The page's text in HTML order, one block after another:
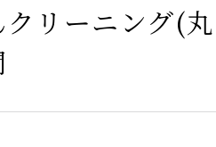
リーニング(